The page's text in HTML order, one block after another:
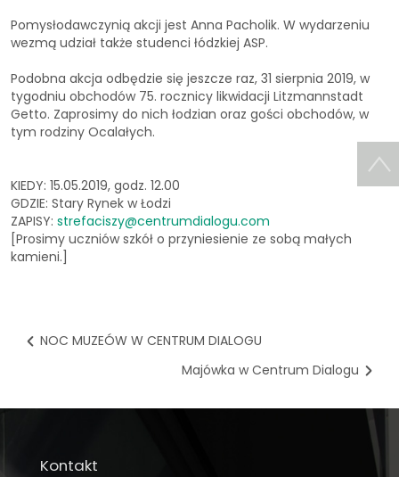
Pomysłodawczynią akcji jest Anna Pacholik. W wydarzeniu
wezmą udział także studenci łódzkiej ASP.
Podobna akcja odbędzie się jeszcze raz, 31 sierpnia 2019, w
tygodniu obchodów 75. rocznicy likwidacji Litzmannstadt
Getto. Zaprosimy do nich łodzian oraz gości obchodów, w
tym rodziny Ocalałych.
KIEDY: 15.05.2019, godz. 12.00
GDZIE: Stary Rynek w Łodzi
ZAPISY: strefaciszy@centrumdialogu.com
[Prosimy uczniów szkół o przyniesienie ze sobą małych
kamieni.]
NOC MUZEÓW W CENTRUM DIALOGU
Majówka w Centrum Dialogu
Kontakt